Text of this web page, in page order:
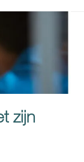
zijn